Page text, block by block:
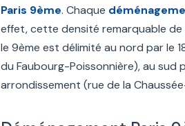
Paris 9ème. Chaque
effet, cette densité remarquable de
le 9ème est délimité au nord par le
du Faubourg-Poissonnière), au
arrondissement (rue de la